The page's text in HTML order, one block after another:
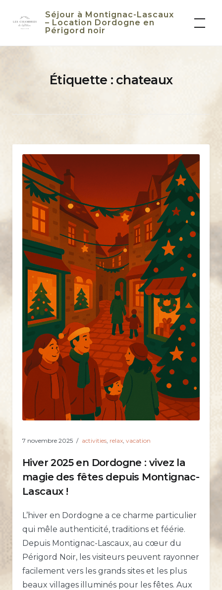
Séjour à Montignac-Lascaux
– Location Dordogne en
Périgord noir
Étiquette : chateaux
7 novembre 2025 activities relax vacation
Hiver 2025 en Dordogne : vivez la
magie des fêtes depuis Montignac-
Lascaux !
L’hiver en Dordogne a ce charme particulier
qui mêle authenticité, traditions et féérie.
Depuis Montignac-Lascaux, au cœur du
Périgord Noir, les visiteurs peuvent rayonner
facilement vers les grands sites et les plus
beaux villages illuminés pour les fêtes. Aux